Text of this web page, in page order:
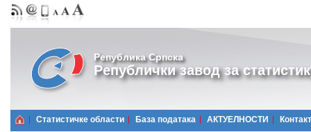
Република Српска
Републички завод за
Статистичке области Базa података АКТУЕЛНОСТИ Контакт